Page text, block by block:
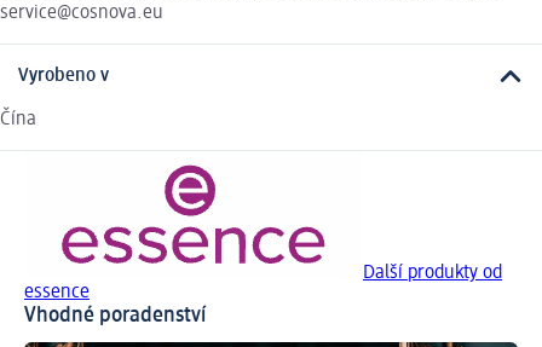
service@cosnova.eu
Vyrobeno v
Čína
Další produkty od
essence
Vhodné poradenství